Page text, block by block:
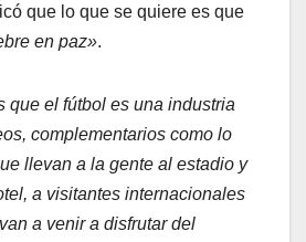
que lo que se quiere es que
en paz».
que el fútbol es una industria
complementarios como lo
llevan a la gente al estadio y
a visitantes internacionales
a venir a disfrutar del